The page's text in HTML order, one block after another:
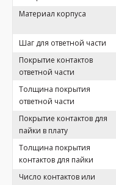
Материал корпуса
Шаг для ответной части
Покрытие контактов
ответной части
Толщина покрытия
ответной части
Покрытие контактов для
пайки в плату
Толщина покрытия
контактов для пайки
Число контактов или